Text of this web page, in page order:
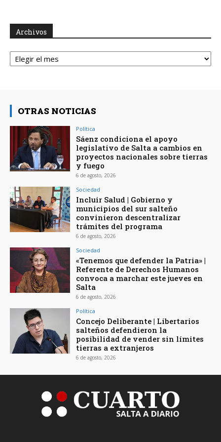
Archivos
Archivos
OTRAS NOTICIAS
Política
Sáenz condiciona el apoyo
legislativo de Salta a cambios en
proyectos nacionales sobre tierras
y fuego
6 de agosto, 2026
Sociedad
Incluir Salud | Gobierno y
municipios del sur salteño
convinieron descentralizar
trámites del programa
6 de agosto, 2026
Sociedad
«Tenemos que defender la Patria» |
Referente de Derechos Humanos
convoca a marchar este jueves en
Salta
6 de agosto, 2026
Política
Concejo Deliberante | Libertarios
salteños defendieron la
posibilidad de vender sin límites
tierras a extranjeros
6 de agosto, 2026